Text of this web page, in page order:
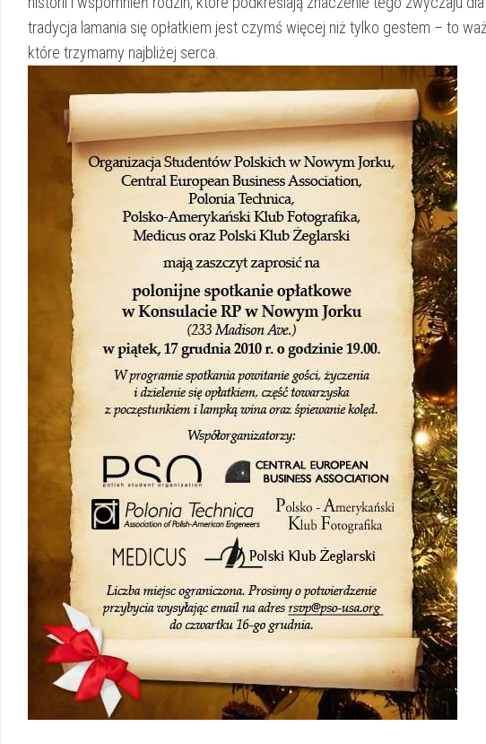
tradycja⁢ lamania się opłatkiem jest czymś ⁣więcej niż tylko gestem⁤ – to
które trzymamy ‌najbliżej serca.